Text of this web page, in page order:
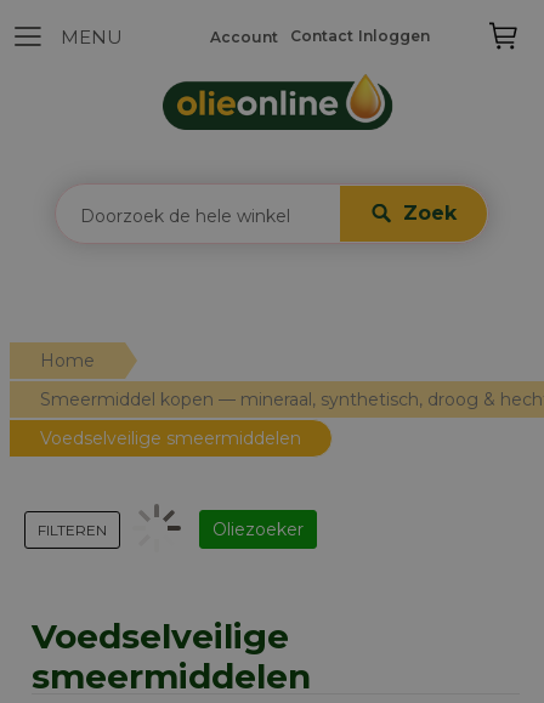
Zoek
Contact Inloggen
Account
Home
Smeermiddel kopen — mineraal, synthetisch, droog &
Voedselveilige smeermiddelen
Voedselveilige
smeermiddelen
FILTEREN Oliezoeker